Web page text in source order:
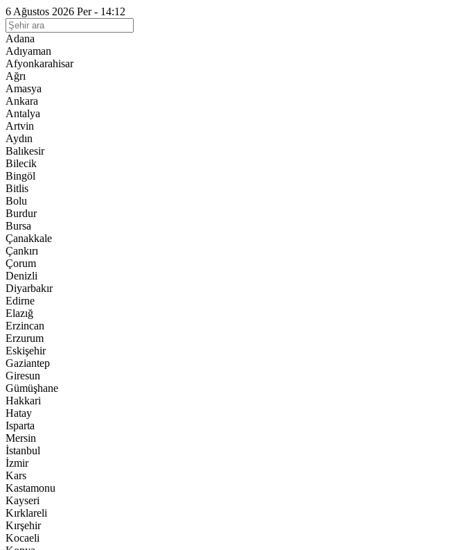
6 Ağustos 2026 Per - 14:12
Adana
Adıyaman
Afyonkarahisar
Ağrı
Amasya
Ankara
Antalya
Artvin
Aydın
Balıkesir
Bilecik
Bingöl
Bitlis
Bolu
Burdur
Bursa
Çanakkale
Çankırı
Çorum
Denizli
Diyarbakır
Edirne
Elazığ
Erzincan
Erzurum
Eskişehir
Gaziantep
Giresun
Gümüşhane
Hakkari
Hatay
Isparta
Mersin
İstanbul
İzmir
Kars
Kastamonu
Kayseri
Kırklareli
Kırşehir
Kocaeli